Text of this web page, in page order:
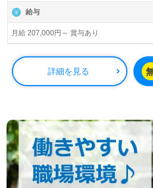
給与
月給 207,000円～ 賞与あり
詳細を見る